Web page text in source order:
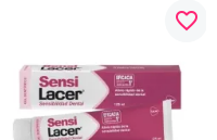
favorite_border